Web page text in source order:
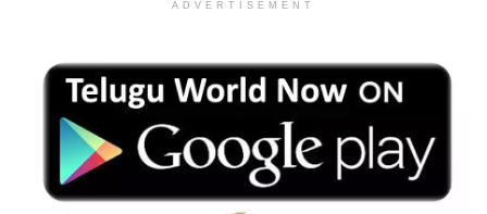
ADVERTISEMENT